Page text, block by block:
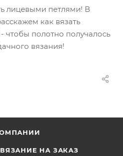
лицевыми петлями! В
как вязать
чтобы полотно получалось
вязания!
НА ЗАКАЗ